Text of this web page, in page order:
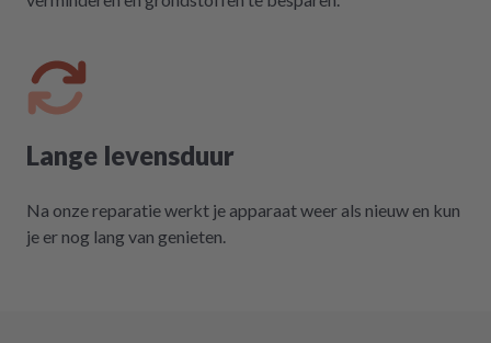
Lange levensduur
Na onze reparatie werkt je apparaat weer als nieuw en kun
je er nog lang van genieten.